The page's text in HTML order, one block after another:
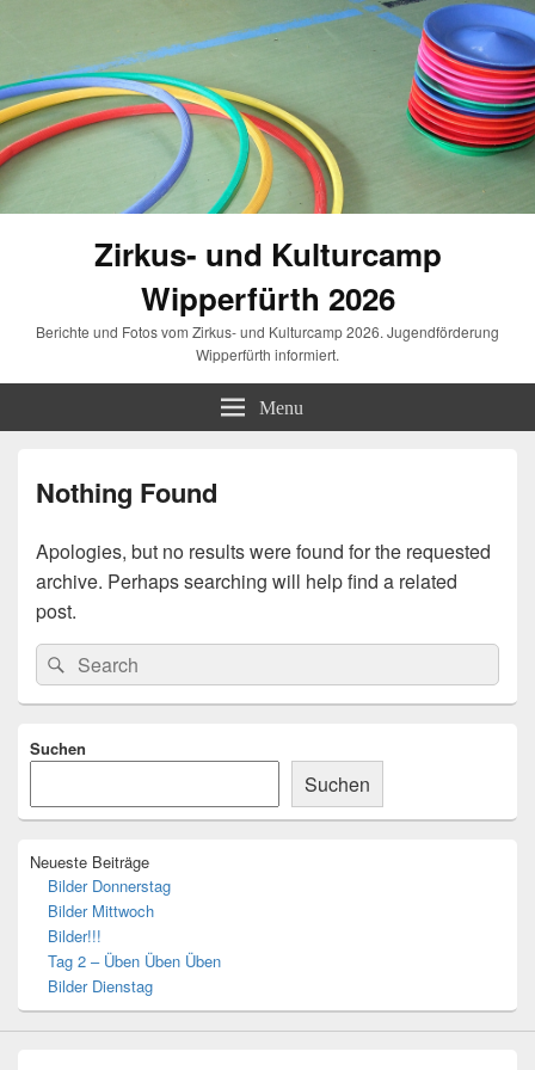
Zirkus- und Kulturcamp
Wipperfürth 2026
Berichte und Fotos vom Zirkus- und Kulturcamp 2026. Jugendförderung
Wipperfürth informiert.
Menu
Nothing Found
Apologies, but no results were found for the requested
archive. Perhaps searching will help find a related
post.
Search
for:
Search
Sidebar
Suchen
Suchen
Neueste Beiträge
Bilder Donnerstag
Bilder Mittwoch
Bilder!!!
Tag 2 – Üben Üben Üben
Bilder Dienstag